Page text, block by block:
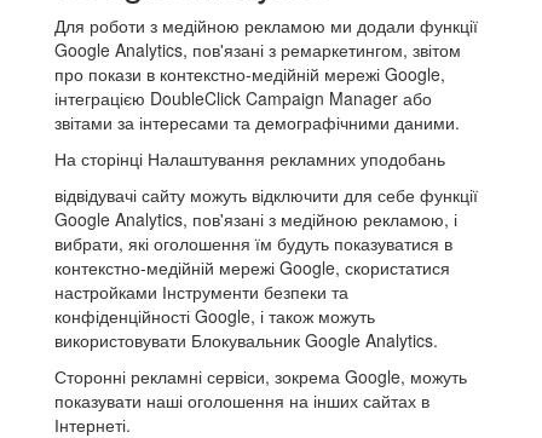
Для роботи з медійною рекламою ми додали функції
Google Analytics, пов'язані з ремаркетингом, звітом
про покази в контекстно-медійній мережі Google,
інтеграцією DoubleClick Campaign Manager або
звітами за інтересами та демографічними даними.
На сторінці Налаштування рекламних уподобань
відвідувачі сайту можуть відключити для себе функції
Google Analytics, пов'язані з медійною рекламою, і
вибрати, які оголошення їм будуть показуватися в
контекстно-медійній мережі Google, скористатися
настройками Інструменти безпеки та
конфіденційності Google, і також можуть
використовувати Блокувальник Google Analytics.
Сторонні рекламні сервіси, зокрема Google, можуть
показувати наші оголошення на інших сайтах в
Інтернеті.